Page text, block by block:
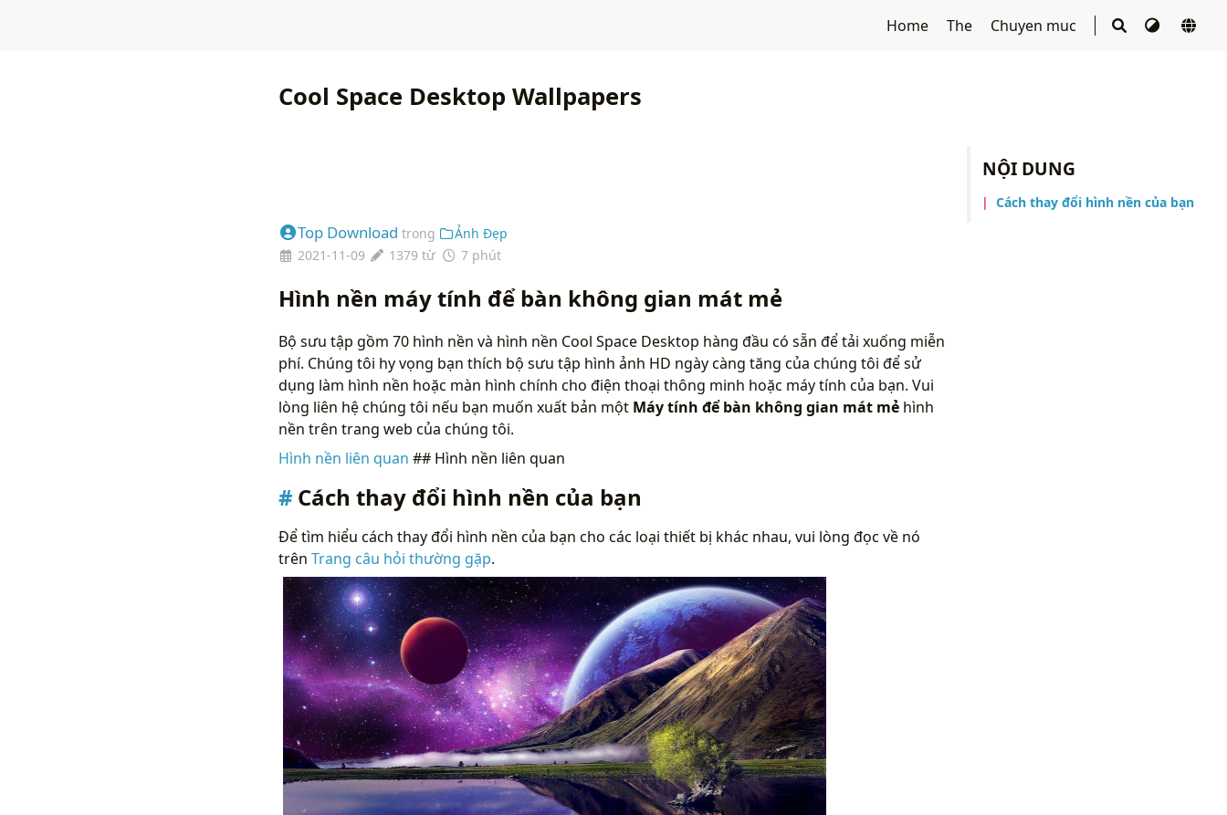
Home The Chuyen muc
NỘI DUNG
Cách thay đổi hình nền của bạn
Cool Space Desktop Wallpapers
Top Download trong
Ảnh Đẹp
2021-11-09
1379 từ 7 phút
Hình nền máy tính để bàn không gian mát mẻ
Bộ sưu tập gồm 70 hình nền và hình nền Cool Space Desktop hàng đầu có sẵn để tải xuống miễn
phí. Chúng tôi hy vọng bạn thích bộ sưu tập hình ảnh HD ngày càng tăng của chúng tôi để sử
dụng làm hình nền hoặc màn hình chính cho điện thoại thông minh hoặc máy tính của bạn. Vui
lòng liên hệ chúng tôi nếu bạn muốn xuất bản một Máy tính để bàn không gian mát mẻhình
nền trên trang web của chúng tôi.
Hình nền liên quan ## Hình nền liên quan
Cách thay đổi hình nền của bạn
Để tìm hiểu cách thay đổi hình nền của bạn cho các loại thiết bị khác nhau, vui lòng đọc về nó
trên Trang câu hỏi thường gặp.